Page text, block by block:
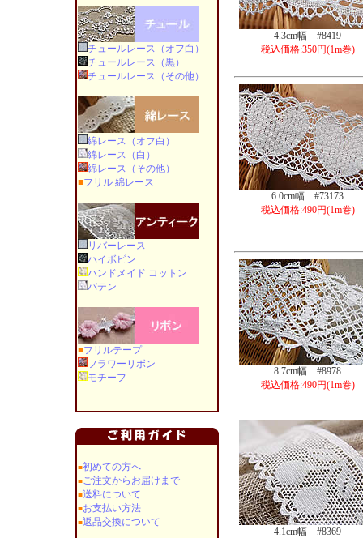
チュールレース（オフ白）
チュールレース（黒）
チュールレース（その他）
綿レース（オフ白）
綿レース（白）
綿レース（その他）
■フリル 綿レース
リバーレース
ハイボビン
ハンドメイド コットン
バテン
■フリルテープ
フラワーリボン
モチーフ
■初めての方へ
■ご注文からお届けまで
■送料について
■お支払い方法
■返品交換について
4.3cm幅 #8419
税込価格:350円(1m巻)
6.0cm幅 #73173
税込価格:490円(1m巻)
8.7cm幅 #8978
税込価格:490円(1m巻)
4.1cm幅 #8369